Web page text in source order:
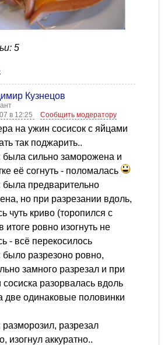
5
Кузнецов
в 12:25
Сообщить модератору
на ужин сосисок с яйцами
так поджарить..
была сильно заморожена и
её согнуть - поломалась
была предварительно
но при разрезании вдоль,
чуть криво (торопился с
итоге ровно изогнуть не
- всё перекосилось
было разрезоно ровно,
замного разрезал и при
сосиска разорвалась вдоль
две одинаковые половинки
разморозил, разрезал
изогнул аккуратно..